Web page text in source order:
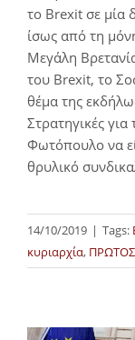
το Brexit σε μία
ίσως από τη
Μεγάλη
του Brexit, το
θέμα της
Στρατηγικές
Φωτόπουλο να
θρυλικό
14/10/2019 | Tags:
κυριαρχία,